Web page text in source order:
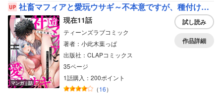
社畜マフィアと愛玩ウサギ～不本意ですが、種付け交尾にメス堕ちしました～
マンガ｜話
現在11話
ティーンズラブコミック
著者：小此木葉っぱ
出版社：CLAPコミックス
35ページ
1話購入：200ポイント
（16）
試し読み
作品詳細